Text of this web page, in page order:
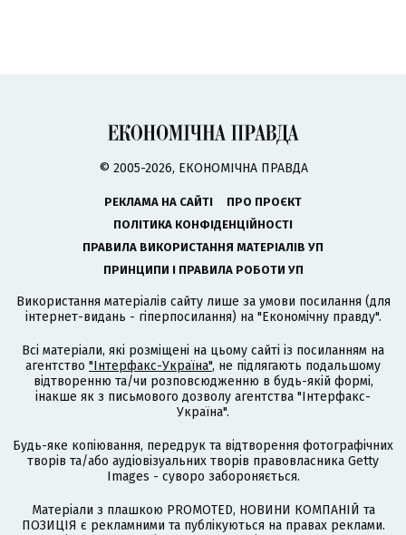
© 2005-2026, ЕКОНОМІЧНА ПРАВДА
РЕКЛАМА НА САЙТІ
ПРО ПРОЄКТ
ПОЛІТИКА КОНФІДЕНЦІЙНОСТІ
ПРАВИЛА ВИКОРИСТАННЯ МАТЕРІАЛІВ УП
ПРИНЦИПИ І ПРАВИЛА РОБОТИ УП
Використання матеріалів сайту лише за умови посилання (для
інтернет-видань - гіперпосилання) на "Економічну правду".
Всі матеріали, які розміщені на цьому сайті із посиланням на
агентство "Інтерфакс-Україна", не підлягають подальшому
відтворенню та/чи розповсюдженню в будь-якій формі,
інакше як з письмового дозволу агентства "Інтерфакс-
Україна".
Будь-яке копіювання, передрук та відтворення фотографічних
творів та/або аудіовізуальних творів правовласника Getty
Images - суворо забороняється.
Матеріали з плашкою PROMOTED, НОВИНИ КОМПАНІЙ та
ПОЗИЦІЯ є рекламними та публікуються на правах реклами.